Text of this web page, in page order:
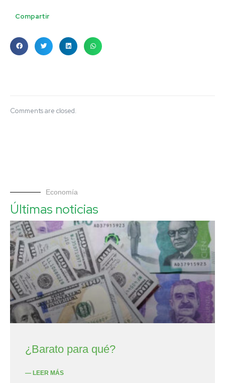
Compartir
Comments are closed.
Economía
Últimas noticias
¿Barato para qué?
— LEER MÁS